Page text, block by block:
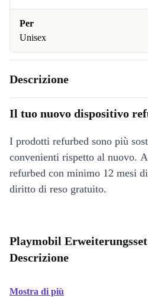
Per
Unisex
Descrizione
Il tuo nuovo dispositivo
I prodotti refurbed sono più
convenienti rispetto al nuovo.
refurbed con minimo 12 mesi
diritto di reso gratuito.
Playmobil
Descrizione
Mostra di più